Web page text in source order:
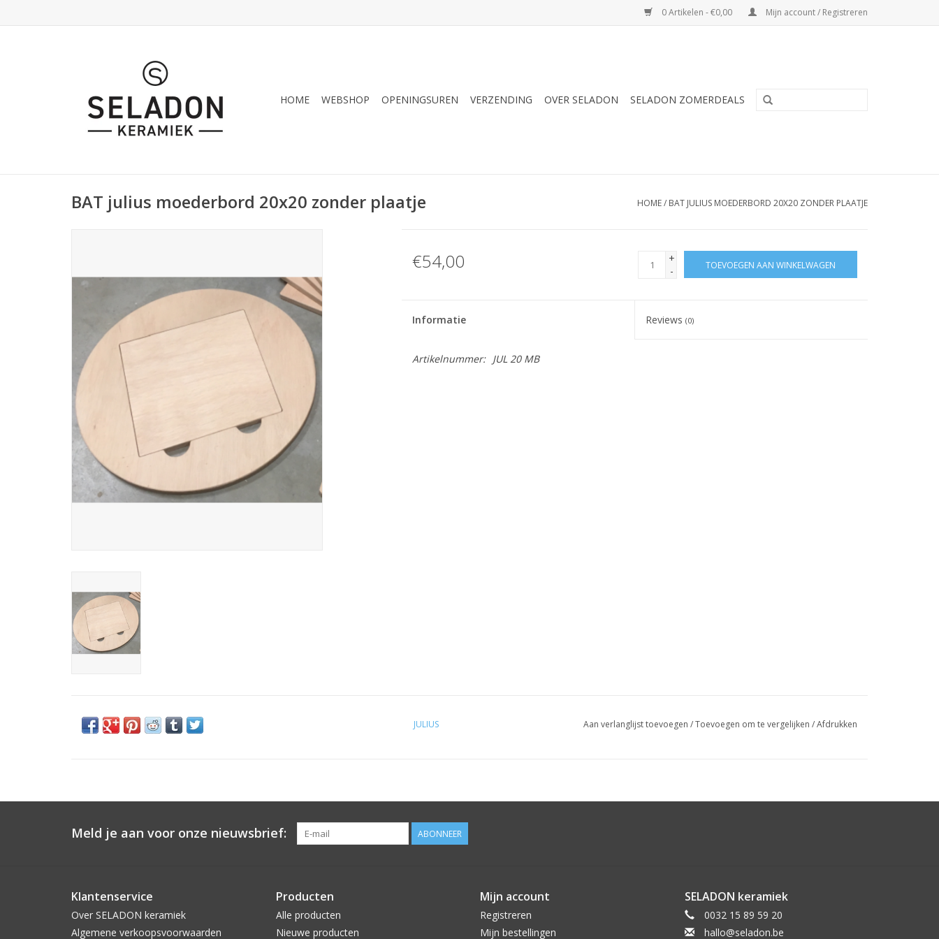
0 Artikelen - €0,00 Mijn account / Registreren
HOME WEBSHOP OPENINGSUREN VERZENDING OVER SELADON SELADON ZOMERDEALS
BAT julius moederbord 20x20 zonder plaatje HOME/ BAT JULIUS MOEDERBORD 20X20 ZONDER PLAATJE
€54,00
+
-
TOEVOEGEN AAN WINKELWAGEN
Informatie Reviews(0)
Artikelnummer: JUL 20 MB
JULIUS Aan verlanglijst toevoegen /Toevoegen om te vergelijken /Afdrukken
Meld je aan voor onze nieuwsbrief: ABONNEER
Klantenservice
Over SELADON keramiek
Algemene verkoopsvoorwaarden
Producten
Alle producten
Nieuwe producten
Mijn account
Registreren
Mijn bestellingen
SELADON keramiek
0032 15 89 59 20
hallo@seladon.be